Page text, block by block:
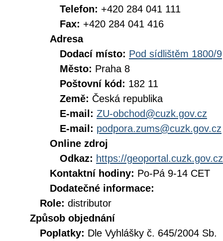
Telefon: +420 284 041 111
Fax: +420 284 041 416
Adresa
Dodací místo: Pod sídlištěm 1800/9
Město: Praha 8
Poštovní kód: 182 11
Země: Česká republika
E-mail: ZU-obchod@cuzk.gov.cz
E-mail: podpora.zums@cuzk.gov.cz
Online zdroj
Odkaz: https://geoportal.cuzk.gov.cz
Kontaktní hodiny: Po-Pá 9-14 CET
Dodatečné informace:
Role: distributor
Způsob objednání
Poplatky: Dle Vyhlášky č. 645/2004 Sb.